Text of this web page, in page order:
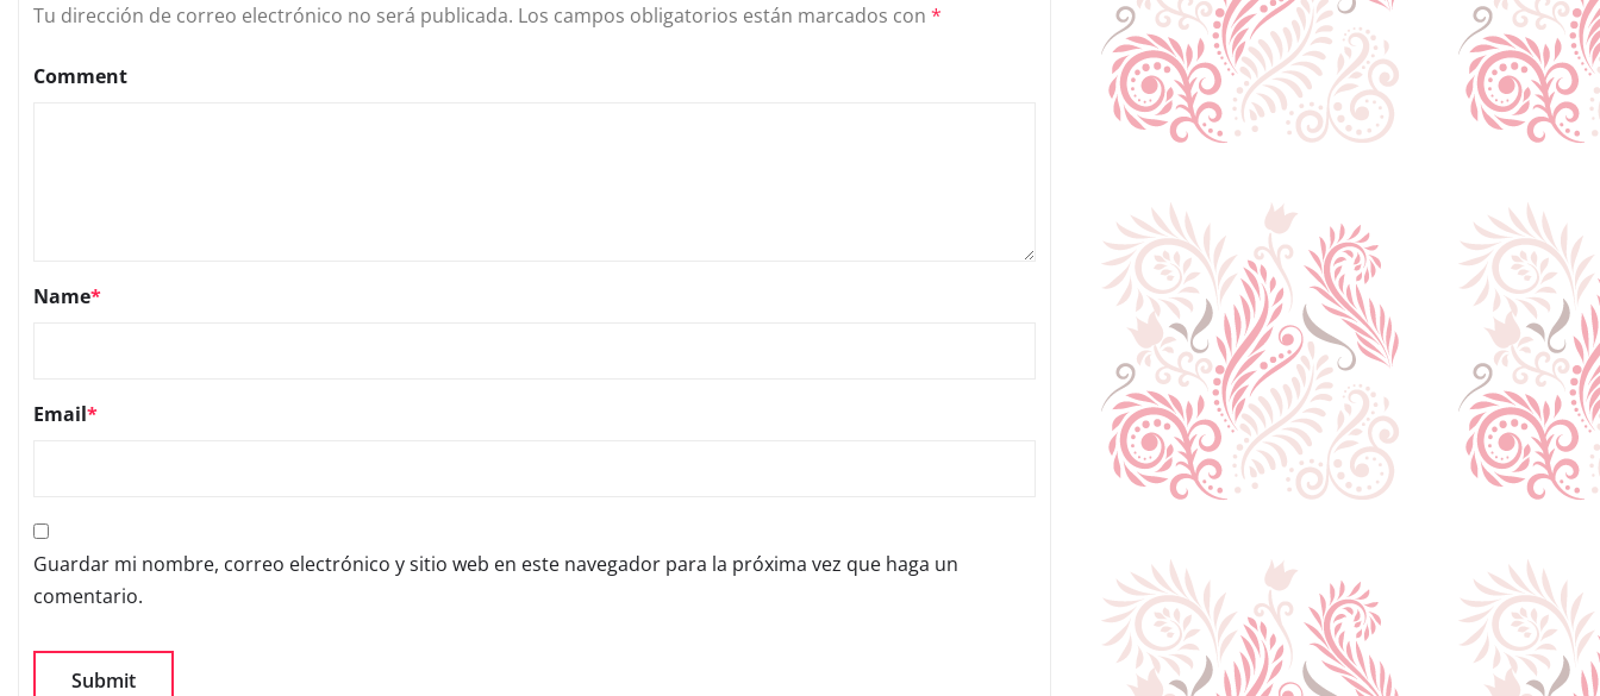
Tu dirección de correo electrónico no será publicada. Los campos obligatorios están marcados con *
Comment
Name*
Email*
Guardar mi nombre, correo electrónico y sitio web en este navegador para la próxima vez que haga un
comentario.